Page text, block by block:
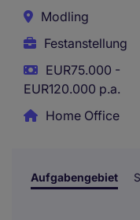
Modling
Festanstellung
EUR75.000 -
EUR120.000 p.a.
Home Office
Aufgabengebiet